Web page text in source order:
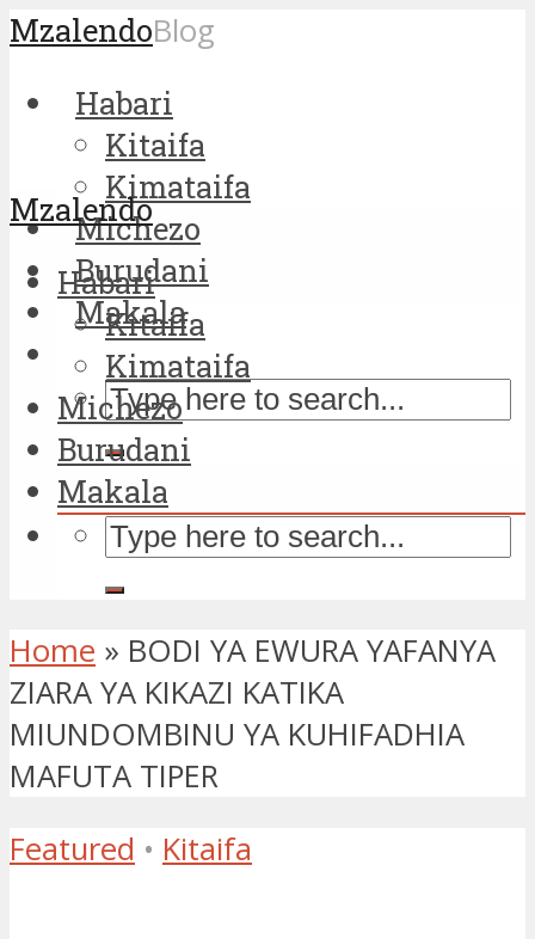
MzalendoBlog
Habari
Kitaifa
Kimataifa
Michezo
Burudani
Makala
Mzalendo
Habari
Kitaifa
Kimataifa
Michezo
Burudani
Makala
Home » BODI YA EWURA YAFANYA
ZIARA YA KIKAZI KATIKA
MIUNDOMBINU YA KUHIFADHIA
MAFUTA TIPER
Featured • Kitaifa